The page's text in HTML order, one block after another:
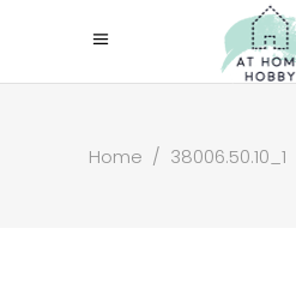
Home / 38006.50.10_1